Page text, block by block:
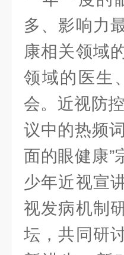
多、影响力
康相关领域
领域的医生
会。近视防
议中的热频
面的眼健康”
少年近视宣
视发病机制
坛，共同研